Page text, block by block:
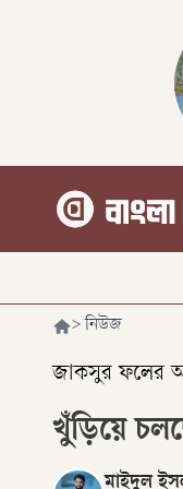
> নিউজ
জাকসুর ফলের
খুঁড়িয়ে
মাইদুল